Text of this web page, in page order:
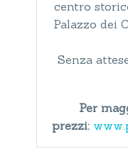
centro
Palazzo dei
Senza
Per
prezzi: